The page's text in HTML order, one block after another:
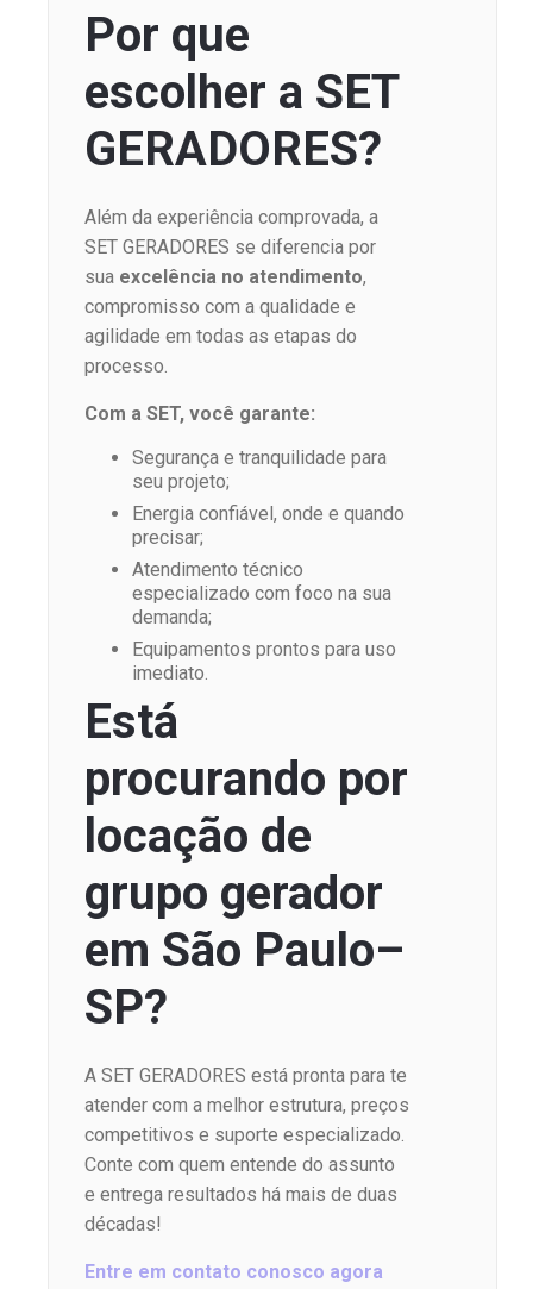
Por que
escolher a SET
GERADORES?
Além da experiência comprovada, a
SET GERADORES se diferencia por
sua excelência no atendimento,
compromisso com a qualidade e
agilidade em todas as etapas do
processo.
Com a SET, você garante:
Segurança e tranquilidade para
seu projeto;
Energia confiável, onde e quando
precisar;
Atendimento técnico
especializado com foco na sua
demanda;
Equipamentos prontos para uso
imediato.
Está
procurando por
locação de
grupo gerador
em São Paulo–
SP?
A SET GERADORES está pronta para te
atender com a melhor estrutura, preços
competitivos e suporte especializado.
Conte com quem entende do assunto
e entrega resultados há mais de duas
décadas!
Entre em contato conosco agora